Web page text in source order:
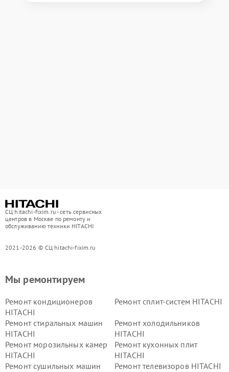
СЦ hitachi-fixim.ru - сеть сервисных
центров в Москве по ремонту и
обслуживанию техники HITACHI
2021-2026 © СЦ hitachi-fixim.ru
Мы ремонтируем
Ремонт кондиционеров
HITACHI
Ремонт сплит-систем HITACHI
Ремонт стиральных машин
HITACHI
Ремонт холодильников
HITACHI
Ремонт морозильных камер
HITACHI
Ремонт кухонных плит
HITACHI
Ремонт сушильных машин
Ремонт телевизоров HITACHI